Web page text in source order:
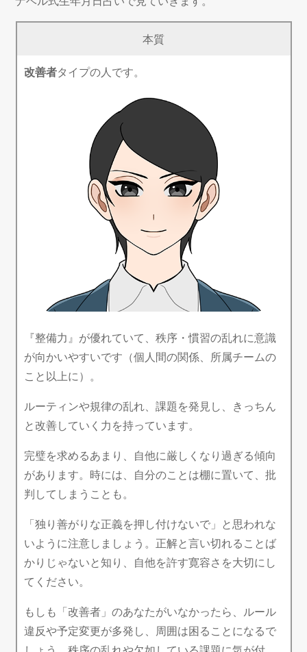
本質
改善者タイプの人です。
『整備力』が優れていて、秩序・慣習の乱れに意識
が向かいやすいです（個人間の関係、所属チームの
こと以上に）。
ルーティンや規律の乱れ、課題を発見し、きっちん
と改善していく力を持っています。
完璧を求めるあまり、自他に厳しくなり過ぎる傾向
があります。時には、自分のことは棚に置いて、批
判してしまうことも。
「独り善がりな正義を押し付けないで」と思われな
いように注意しましょう。正解と言い切れることば
かりじゃないと知り、自他を許す寛容さを大切にし
てください。
もしも「改善者」のあなたがいなかったら、ルール
違反や予定変更が多発し、周囲は困ることになるで